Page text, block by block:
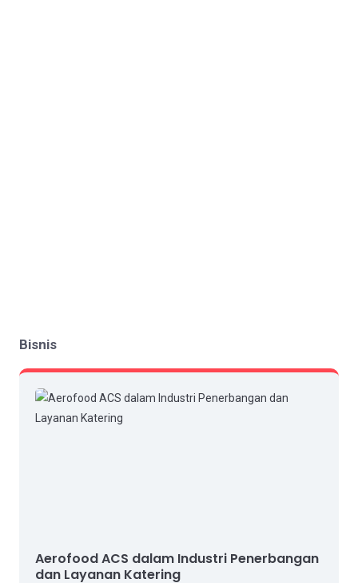
Bisnis
Aerofood ACS dalam Industri Penerbangan
dan Layanan Katering